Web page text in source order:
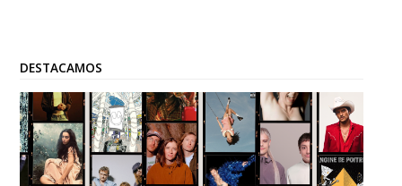
DESTACAMOS